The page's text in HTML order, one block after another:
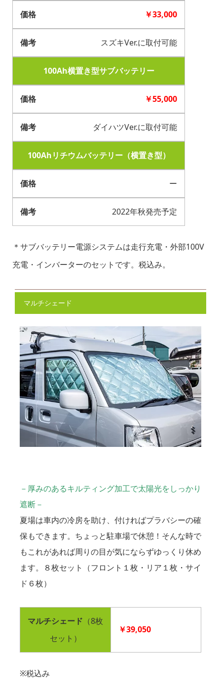
￥33,000
スズキVer.に取付可能
100Ah横置き型サブバッテリー
￥55,000
ダイハツVer.に取付可能
100Ahリチウムバッテリー（横置き型）
ー
2022年秋発売予定
＊サブバッテリー電源システムは走行充電・外部100V
充電・インバーターのセットです。税込み。
マルチシェード
－厚みのあるキルティング加工で太陽光をしっかり
遮断－
夏場は車内の冷房を助け、付ければプラバシーの確
保もできます。ちょっと駐車場で休憩！そんな時で
もこれがあれば周りの目が気にならずゆっくり休め
ます。８枚セット（フロント１枚・リア１枚・サイ
ド６枚）
マルチシェード （8枚
セット）
￥39,050
※税込み